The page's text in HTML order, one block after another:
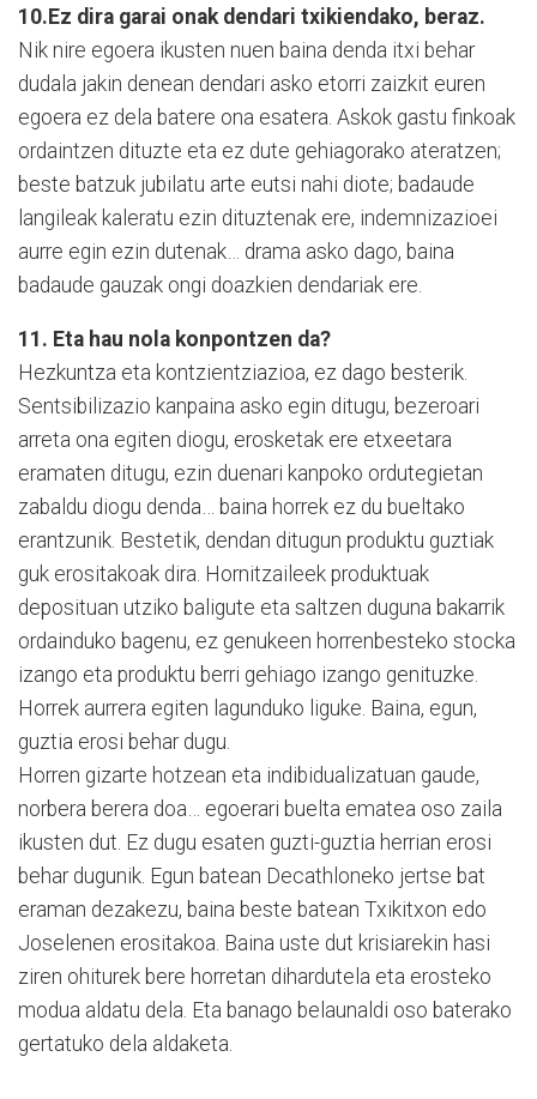
10.Ez dira garai onak dendari txikiendako, beraz.
Nik nire egoera ikusten nuen baina denda itxi behar
dudala jakin denean dendari asko etorri zaizkit euren
egoera ez dela batere ona esatera. Askok gastu finkoak
ordaintzen dituzte eta ez dute gehiagorako ateratzen;
beste batzuk jubilatu arte eutsi nahi diote; badaude
langileak kaleratu ezin dituztenak ere, indemnizazioei
aurre egin ezin dutenak… drama asko dago, baina
badaude gauzak ongi doazkien dendariak ere.
11. Eta hau nola konpontzen da?
Hezkuntza eta kontzientziazioa, ez dago besterik.
Sentsibilizazio kanpaina asko egin ditugu, bezeroari
arreta ona egiten diogu, erosketak ere etxeetara
eramaten ditugu, ezin duenari kanpoko ordutegietan
zabaldu diogu denda… baina horrek ez du bueltako
erantzunik. Bestetik, dendan ditugun produktu guztiak
guk erositakoak dira. Hornitzaileek produktuak
deposituan utziko baligute eta saltzen duguna bakarrik
ordainduko bagenu, ez genukeen horrenbesteko stocka
izango eta produktu berri gehiago izango genituzke.
Horrek aurrera egiten lagunduko liguke. Baina, egun,
guztia erosi behar dugu.
Horren gizarte hotzean eta indibidualizatuan gaude,
norbera berera doa… egoerari buelta ematea oso zaila
ikusten dut. Ez dugu esaten guzti-guztia herrian erosi
behar dugunik. Egun batean Decathloneko jertse bat
eraman dezakezu, baina beste batean Txikitxon edo
Joselenen erositakoa. Baina uste dut krisiarekin hasi
ziren ohiturek bere horretan dihardutela eta erosteko
modua aldatu dela. Eta banago belaunaldi oso baterako
gertatuko dela aldaketa.